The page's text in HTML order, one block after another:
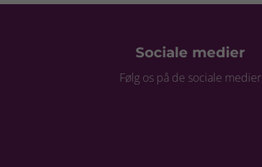
Sociale medier
Følg os på de sociale medier